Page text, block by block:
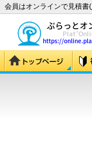
会員はオンラインで見積書(